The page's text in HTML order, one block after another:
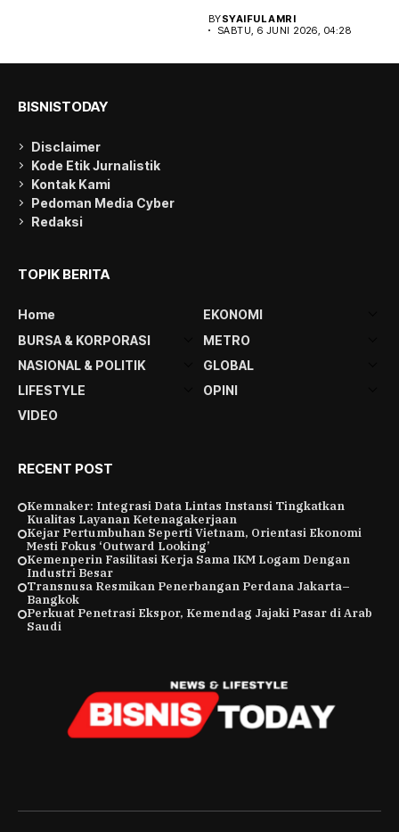
BYSYAIFUL AMRI
SABTU, 6 JUNI 2026, 04:28
BISNISTODAY
Disclaimer
Kode Etik Jurnalistik
Kontak Kami
Pedoman Media Cyber
Redaksi
TOPIK BERITA
Home
EKONOMI
BURSA & KORPORASI
METRO
NASIONAL & POLITIK
GLOBAL
LIFESTYLE
OPINI
VIDEO
RECENT POST
Kemnaker: Integrasi Data Lintas Instansi Tingkatkan
Kualitas Layanan Ketenagakerjaan
Kejar Pertumbuhan Seperti Vietnam, Orientasi Ekonomi
Mesti Fokus ‘Outward Looking’
Kemenperin Fasilitasi Kerja Sama IKM Logam Dengan
Industri Besar
Transnusa Resmikan Penerbangan Perdana Jakarta–
Bangkok
Perkuat Penetrasi Ekspor, Kemendag Jajaki Pasar di Arab
Saudi